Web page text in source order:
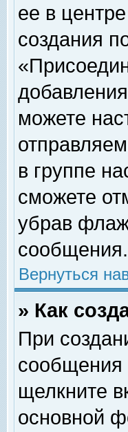
ее в
создания
можете
в группе
сможете
убрав
сообщения.
Вернуться
» Как
При
сообщения
щелкните
основной